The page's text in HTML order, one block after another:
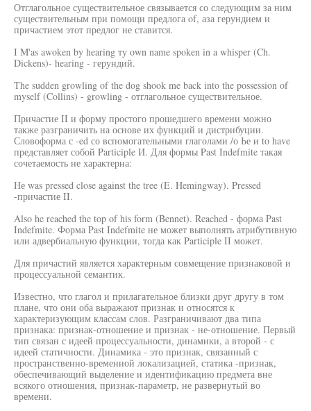
Отглагольное существительное связывается со следующим за ним
существительным при помощи предлога of, аза герундием и
причастием этот предлог не ставится.
I M'as awoken by hearing ту own name spoken in a whisper (Ch.
Dickens)- hearing - герундий.
The sudden growling of the dog shook me back into the possession of
myself (Collins) - growling - отглагольное существительное.
Причастие II и форму простого прошедшего времени можно
также разграничить на основе их функций и дистрибуции.
Словоформа с -ed со вспомогательными глаголами /о Ье и to have
представляет собой Participle И. Для формы Past Indefmite такая
сочетаемость не характерна:
Не was pressed close against the tree (E. Hemingway). Pressed
-причастие II.
Also he reached the top of his form (Bennet). Reached - форма Past
Indefmite. Форма Past Indefmite не может выполнять атрибутивную
или адвербиальную функции, тогда как Participle II может.
Для причастий является характерным совмещение признаковой и
процессуальной семантик.
Известно, что глагол и прилагательное близки друг другу в том
плане, что они оба выражают признак и относятся к
характеризующим классам слов. Разграничивают два типа
признака: признак-отношение и признак - не-отношение. Первый
тип связан с идеей процессуальности, динамики, а второй - с
идеей статичности. Динамика - это признак, связанный с
пространственно-временной локализацией, статика -признак,
обеспечивающий выделение и идентификацию предмета вне
всякого отношения, признак-параметр, не развернутый во
времени.